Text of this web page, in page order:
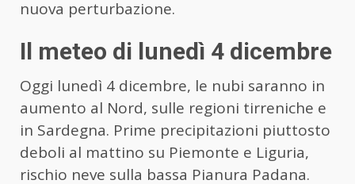
nuova perturbazione.
Il meteo di lunedì 4 dicembre
Oggi lunedì 4 dicembre, le nubi saranno in
aumento al Nord, sulle regioni tirreniche e
in Sardegna. Prime precipitazioni piuttosto
deboli al mattino su Piemonte e Liguria,
rischio neve sulla bassa Pianura Padana.